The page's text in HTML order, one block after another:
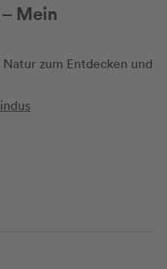
Mein
zum Entdecken und